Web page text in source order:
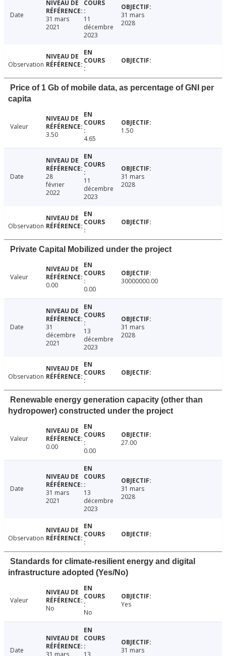
Date
31 mars
2021
11
décembre
2023
31 mars
2028
Observation
Price of 1 Gb of mobile data, as percentage of GNI per
capita
Valeur
3.50
4.65
1.50
Date
28
février
2022
11
décembre
2023
31 mars
2028
Observation
Private Capital Mobilized under the project
Valeur
0.00
0.00
30000000.00
Date
31
décembre
2021
13
décembre
2023
31 mars
2028
Observation
Renewable energy generation capacity (other than
hydropower) constructed under the project
Valeur
0.00
0.00
27.00
Date
31 mars
2021
13
décembre
2023
31 mars
2028
Observation
Standards for climate-resilient energy and digital
infrastructure adopted (Yes/No)
Valeur
No
No
Yes
Date
31 mars